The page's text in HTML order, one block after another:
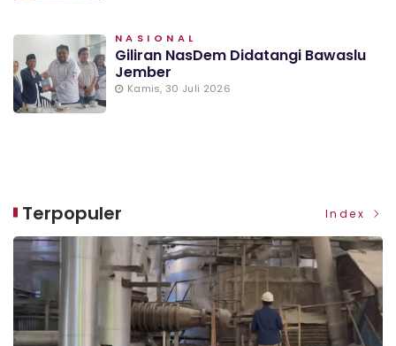
NASIONAL
Giliran NasDem Didatangi Bawaslu
Jember
Kamis, 30 Juli 2026
Terpopuler Index